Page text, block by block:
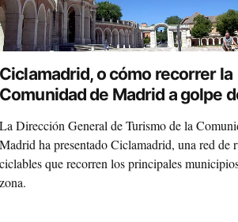
Ciclamadrid, o cómo recorrer la
Comunidad de Madrid a golpe
La Dirección General de Turismo de la
Madrid ha presentado Ciclamadrid, una red de
ciclables que recorren los principales
zona.